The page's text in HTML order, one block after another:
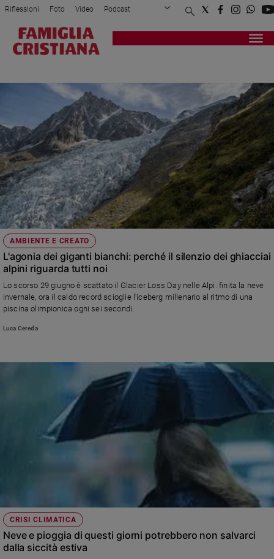
Attualità
Economia
Legalità
e
giustizia
Sport
Interviste
Papa
Papa
Chiesa
Chiesa
e
Santi
Società
e
valori
Riflessioni Foto Video Podcast
Privacy Policy Chi siamo
Registrati Redazione
AMBIENTE E CREATO
L'agonia dei giganti bianchi: perché il silenzio dei ghiacciai
alpini riguarda tutti noi
Lo scorso 29 giugno è scattato il Glacier Loss Day nelle Alpi: finita la neve
invernale, ora il caldo record scioglie l'iceberg millenario al ritmo di una
piscina olimpionica ogni sei secondi.
Luca Cereda
CRISI CLIMATICA
Neve e pioggia di questi giorni potrebbero non salvarci
dalla siccità estiva